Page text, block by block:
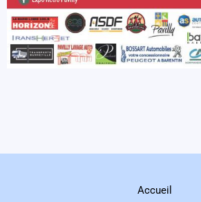
Accueil